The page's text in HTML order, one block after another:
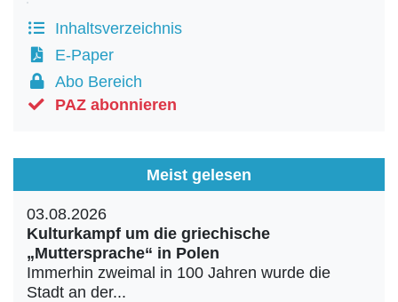
Inhaltsverzeichnis
E-Paper
Abo Bereich
PAZ abonnieren
Meist gelesen
03.08.2026
Kulturkampf um die griechische
„Muttersprache“ in Polen
Immerhin zweimal in 100 Jahren wurde die
Stadt an der...